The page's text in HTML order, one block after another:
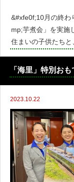
&#xfe0f;10月の終わ
mp;芋煮会」を実施
住まいの子供たちと
ちらは下水道資源
こ
「海里」特別お
2023.10.22